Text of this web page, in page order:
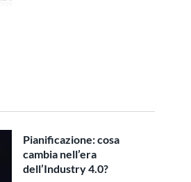
Pianificazione: cosa
cambia nell’era
dell’Industry 4.0?